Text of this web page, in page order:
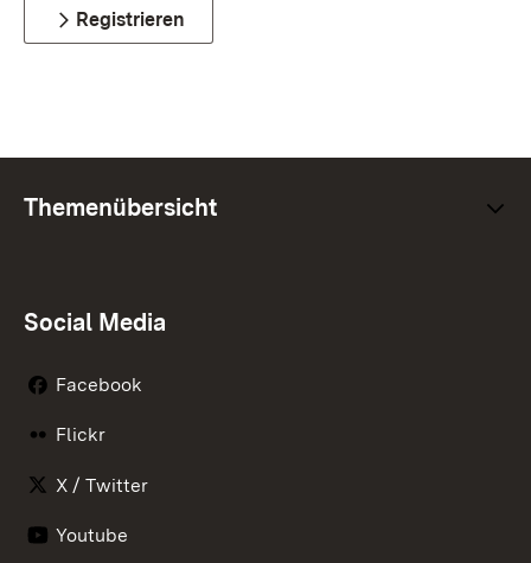
Registrieren
Themenübersicht
Social Media
Facebook
Flickr
X / Twitter
Youtube